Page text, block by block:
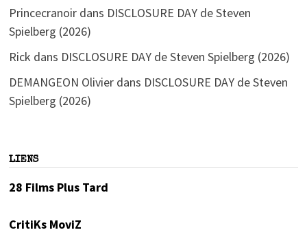
Princecranoirdans DISCLOSURE DAY de Steven
Spielberg (2026)
Rick dans DISCLOSURE DAY de Steven Spielberg (2026)
DEMANGEON Olivierdans DISCLOSURE DAY de Steven
Spielberg (2026)
LIENS
28 Films Plus Tard
CritiKs MoviZ